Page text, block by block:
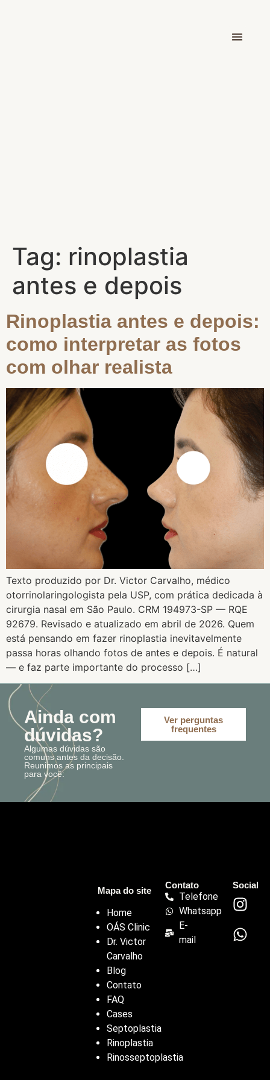
Tag: rinoplastia
antes e depois
Rinoplastia antes e depois:
como interpretar as fotos
com olhar realista
Texto produzido por Dr. Victor Carvalho, médico
otorrinolaringologista pela USP, com prática dedicada à
cirurgia nasal em São Paulo. CRM 194973-SP — RQE
92679. Revisado e atualizado em abril de 2026. Quem
está pensando em fazer rinoplastia inevitavelmente
passa horas olhando fotos de antes e depois. É natural
— e faz parte importante do processo […]
Ainda com
dúvidas?
Algumas dúvidas são
comuns antes da decisão.
Reunimos as principais
para você:
Ver perguntas
frequentes
Mapa do site
Home
OÁS Clinic
Dr. Victor
Carvalho
Blog
Contato
FAQ
Cases
Septoplastia
Rinoplastia
Rinosseptoplastia
Contato
Telefone
Whatsapp
E-
mail
Social